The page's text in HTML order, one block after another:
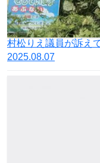
2025.08.07